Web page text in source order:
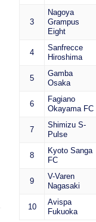
3
Nagoya
Grampus
Eight
4
Sanfrecce
Hiroshima
5
Gamba
Osaka
6
Fagiano
Okayama FC
7
Shimizu S-
Pulse
8
Kyoto Sanga
FC
9
V-Varen
Nagasaki
10
Avispa
Fukuoka